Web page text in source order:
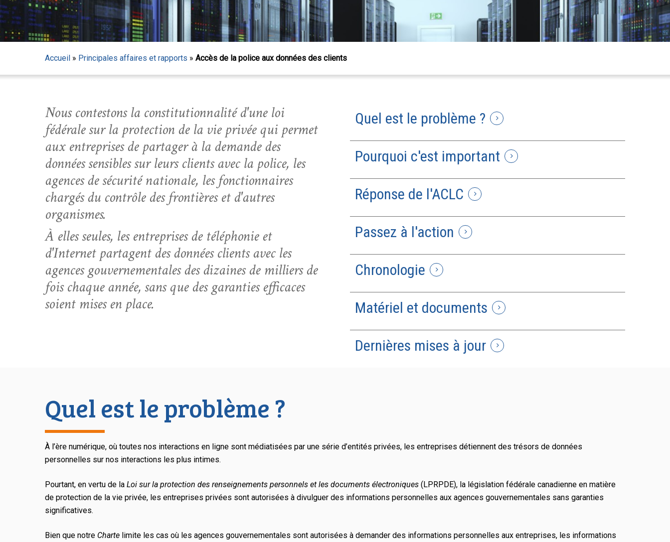
Appuyez sur Entrée pour lancer la recherche ou sur Échap pour fermer
Accueil » Principales affaires et rapports » Accès de la police aux données des clients
Nous contestons la constitutionnalité d'une loi
fédérale sur la protection de la vie privée qui permet
aux entreprises de partager à la demande des
données sensibles sur leurs clients avec la police, les
agences de sécurité nationale, les fonctionnaires
chargés du contrôle des frontières et d'autres
organismes.
À elles seules, les entreprises de téléphonie et
d'Internet partagent des données clients avec les
agences gouvernementales des dizaines de milliers de
fois chaque année, sans que des garanties efficaces
soient mises en place.
Quel est le problème ?
Pourquoi c'est important
Réponse de l'ACLC
Passez à l'action
Chronologie
Matériel et documents
Dernières mises à jour
Quel est le problème ?
À l’ère numérique, où toutes nos interactions en ligne sont médiatisées par une série d’entités privées, les entreprises détiennent des trésors de données
personnelles sur nos interactions les plus intimes.
Pourtant, en vertu de laLoi sur la protection des renseignements personnels et les documents électroniques (LPRPDE), la législation fédérale canadienne en matière
de protection de la vie privée, les entreprises privées sont autorisées à divulguer des informations personnelles aux agences gouvernementales sans garanties
significatives.
Bien que notre Charte limite les cas où les agences gouvernementales sont autorisées à demander des informations personnelles aux entreprises, les informations